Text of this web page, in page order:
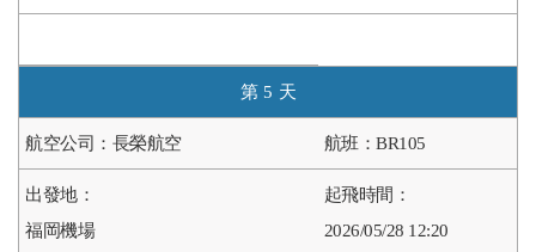
5
長榮航空 BR105
福岡機場 2026/05/28 12:20